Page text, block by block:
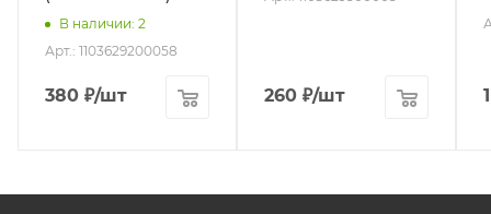
В наличии: 2
Арт.: 1103629200058
380 ₽/шт 260 ₽/шт